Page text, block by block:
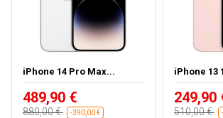
iPhone 14 Pro Max...
489,90 €
880,00 € -390,00 €
iPhone 13
249,90
510,00 €